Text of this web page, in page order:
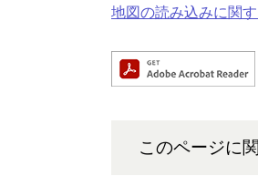
地図の読み込みに関
このページに